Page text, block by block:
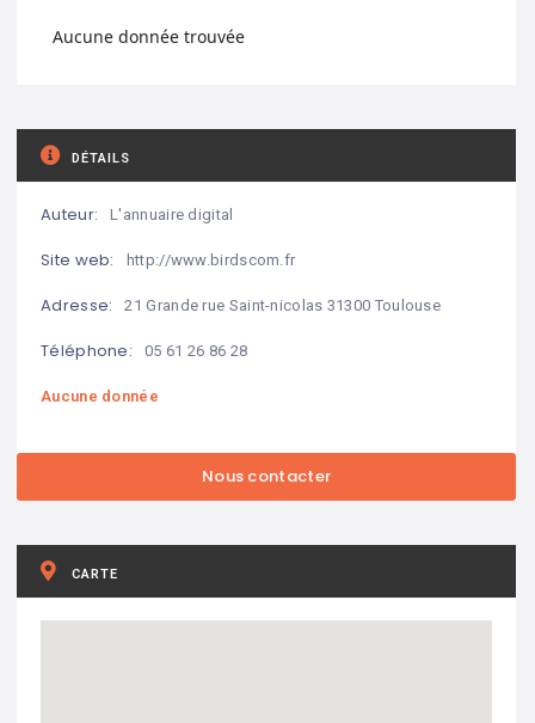
Aucune donnée trouvée
DÉTAILS
Auteur: L'annuaire digital
Site web: http://www.birdscom.fr
Adresse: 21 Grande rue Saint-nicolas 31300 Toulouse
Téléphone: 05 61 26 86 28
Aucune donnée
CARTE